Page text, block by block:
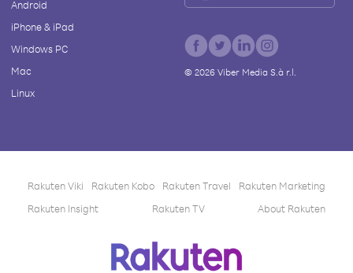
Android
iPhone & iPad
Windows PC
Mac
Linux
© 2026Viber Media S.à r.l.
Rakuten Viki Rakuten Kobo Rakuten Travel
Rakuten Marketing
Rakuten Insight
Rakuten TV About Rakuten